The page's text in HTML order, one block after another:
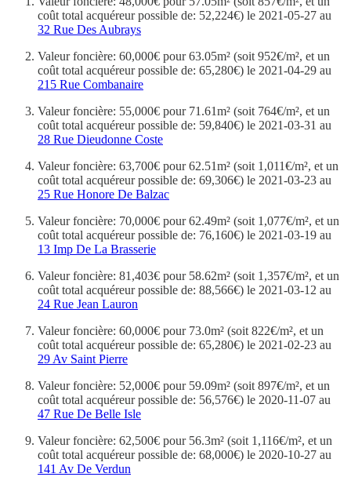
coût total acquéreur possible de: 52,224€) le 2021-05-27 au
32 Rue Des Aubrays
Valeur foncière: 60,000€ pour 63.05m² (soit 952€/m², et un
coût total acquéreur possible de: 65,280€) le 2021-04-29 au
215 Rue Combanaire
Valeur foncière: 55,000€ pour 71.61m² (soit 764€/m², et un
coût total acquéreur possible de: 59,840€) le 2021-03-31 au
28 Rue Dieudonne Coste
Valeur foncière: 63,700€ pour 62.51m² (soit 1,011€/m², et un
coût total acquéreur possible de: 69,306€) le 2021-03-23 au
25 Rue Honore De Balzac
Valeur foncière: 70,000€ pour 62.49m² (soit 1,077€/m², et un
coût total acquéreur possible de: 76,160€) le 2021-03-19 au
13 Imp De La Brasserie
Valeur foncière: 81,403€ pour 58.62m² (soit 1,357€/m², et un
coût total acquéreur possible de: 88,566€) le 2021-03-12 au
24 Rue Jean Lauron
Valeur foncière: 60,000€ pour 73.0m² (soit 822€/m², et un
coût total acquéreur possible de: 65,280€) le 2021-02-23 au
29 Av Saint Pierre
Valeur foncière: 52,000€ pour 59.09m² (soit 897€/m², et un
coût total acquéreur possible de: 56,576€) le 2020-11-07 au
47 Rue De Belle Isle
Valeur foncière: 62,500€ pour 56.3m² (soit 1,116€/m², et un
coût total acquéreur possible de: 68,000€) le 2020-10-27 au
141 Av De Verdun